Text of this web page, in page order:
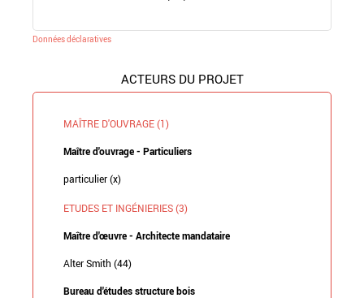
Données déclaratives
ACTEURS DU PROJET
MAÎTRE D'OUVRAGE (1)
Maître d'ouvrage - Particuliers
particulier (x)
ETUDES ET INGÉNIERIES (3)
Maître d'œuvre - Architecte mandataire
Alter Smith (44)
Bureau d'études structure bois